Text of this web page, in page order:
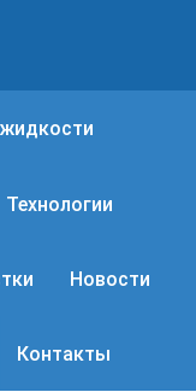
Технологии
Новости
Контакты